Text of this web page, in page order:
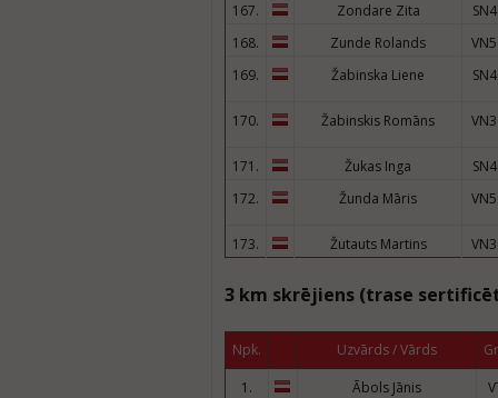
167.
Zondare Zita
168.
Zunde Rolands
169.
Žabinska Liene
170. Žabinskis Romāns
171. Žukas Inga
172.
Žunda Māris
173. Žutauts Martins
3 km skrējiens (trase
Npk. Uzvārds / Vārds
1.
Ābols Jānis